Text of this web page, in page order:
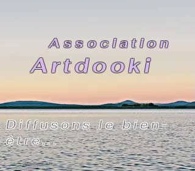
Association
Artdooki
Diffusons le bien-
être...
Improvisation de flute
Dominique Tisserand